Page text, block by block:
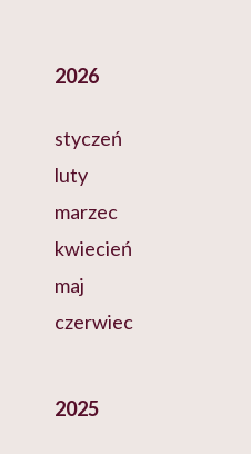
2026
styczeń
luty
marzec
kwiecień
maj
czerwiec
2025